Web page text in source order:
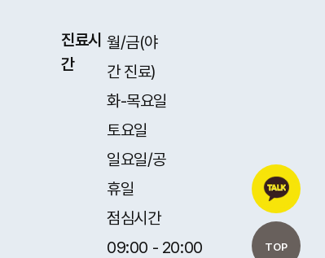
진료시
간
월/금(야
간 진료)
화-목요일
토요일
일요일/공
휴일
점심시간
09:00 - 20:00
TOP